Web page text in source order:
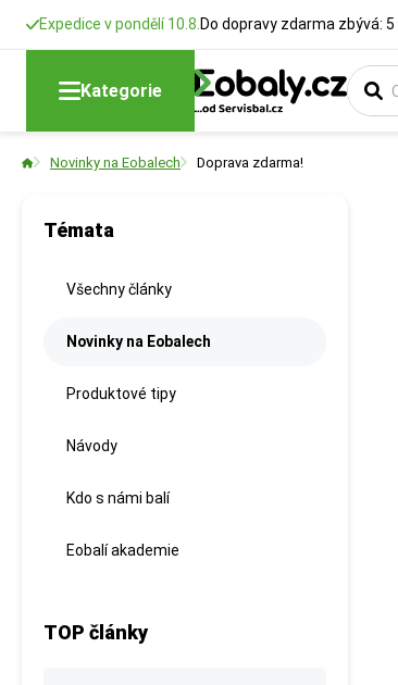
Expedice v pondělí 10.8. Do dopravy zdarma zbývá: 5
Kategorie
Novinky na Eobalech Doprava zdarma!
Témata
Všechny články
Novinky na Eobalech
Produktové tipy
Návody
Kdo s námi balí
Eobalí akademie
TOP články